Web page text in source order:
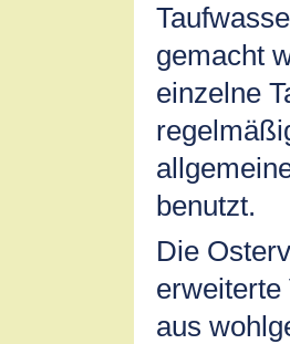
gemacht
einzelne
benutzt.
Die
erweiterte
aus